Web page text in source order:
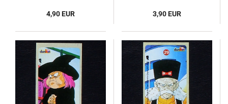
4,90 EUR 3,90 EUR